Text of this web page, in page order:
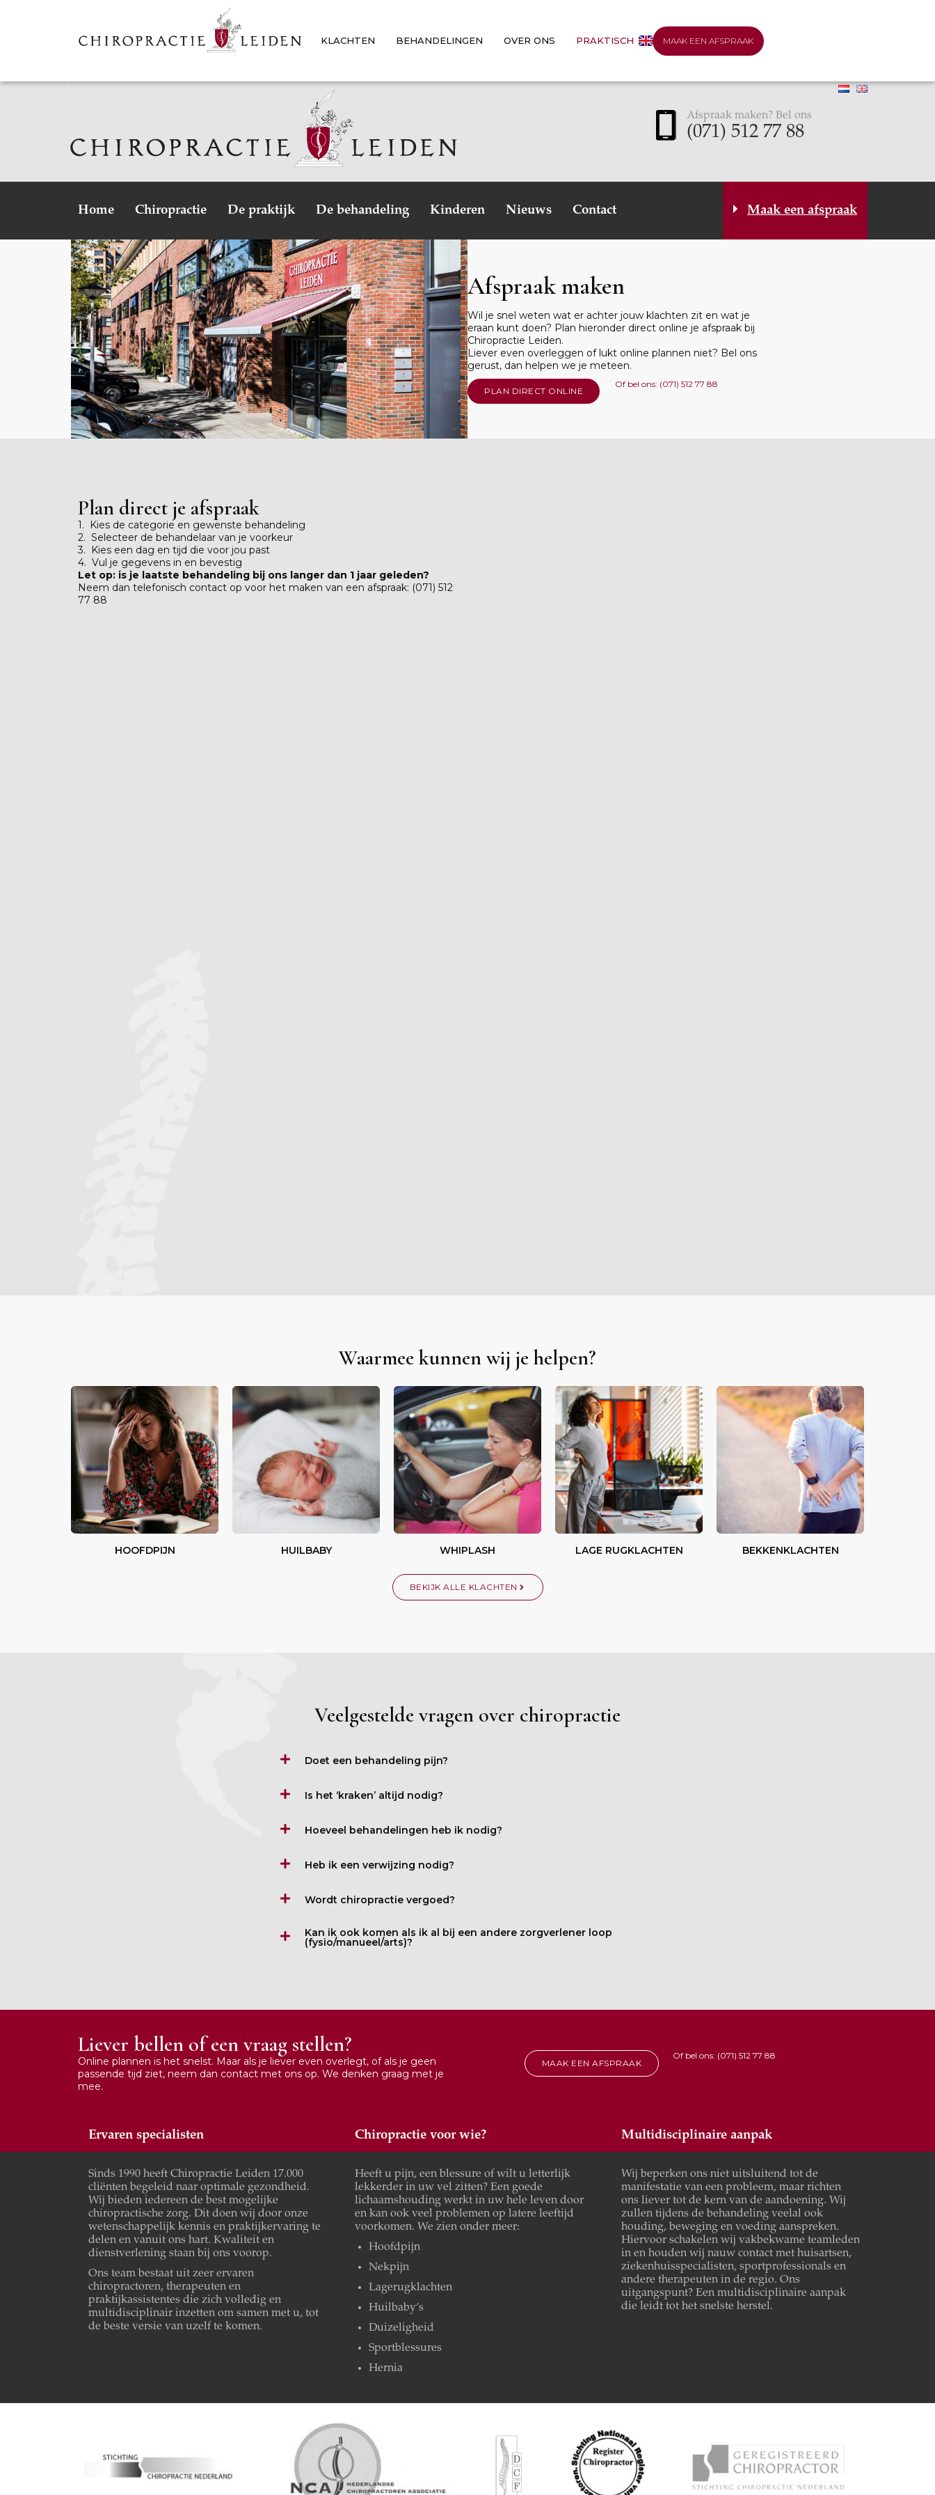
KLACHTEN BEHANDELINGEN OVER ONS PRAKTISCH MAAK EEN AFSPRAAK
Afspraak maken? Bel ons
(071) 512 77 88
Home Chiropractie De praktijk De behandeling Kinderen Nieuws Contact Maak een afspraak
Afspraak maken
Wil je snel weten wat er achter jouw klachten zit en wat je
eraan kunt doen? Plan hieronder direct online je afspraak bij
Chiropractie Leiden.
Liever even overleggen of lukt online plannen niet? Bel ons
gerust, dan helpen we je meteen.
PLAN DIRECT ONLINE
Of bel ons: (071) 512 77 88
Plan direct je afspraak
1. Kies de categorie en gewenste behandeling
2. Selecteer de behandelaar van je voorkeur
3. Kies een dag en tijd die voor jou past
4. Vul je gegevens in en bevestig
Let op: is je laatste behandeling bij ons langer dan 1 jaar geleden?
Neem dan telefonisch contact op voor het maken van een afspraak: (071) 512
77 88
Waarmee kunnen wij je helpen?
HOOFDPIJN HUILBABY WHIPLASH LAGE RUGKLACHTEN BEKKENKLACHTEN
BEKIJK ALLE KLACHTEN
Veelgestelde vragen over chiropractie
Doet een behandeling pijn?
Is het ‘kraken’ altijd nodig?
Hoeveel behandelingen heb ik nodig?
Heb ik een verwijzing nodig?
Wordt chiropractie vergoed?
Kan ik ook komen als ik al bij een andere zorgverlener loop
(fysio/manueel/arts)?
Liever bellen of een vraag stellen?
Online plannen is het snelst. Maar als je liever even overlegt, of als je geen
passende tijd ziet, neem dan contact met ons op. We denken graag met je
mee.
MAAK EEN AFSPRAAK
Of bel ons: (071) 512 77 88
Ervaren specialisten
Sinds 1990 heeft Chiropractie Leiden 17.000
cliënten begeleid naar optimale gezondheid.
Wij bieden iedereen de best mogelijke
chiropractische zorg. Dit doen wij door onze
wetenschappelijk kennis en praktijkervaring te
delen en vanuit ons hart. Kwaliteit en
dienstverlening staan bij ons voorop.
Ons team bestaat uit zeer ervaren
chiropractoren, therapeuten en
praktijkassistentes die zich volledig en
multidisciplinair inzetten om samen met u, tot
de beste versie van uzelf te komen.
Chiropractie voor wie?
Heeft u pijn, een blessure of wilt u letterlijk
lekkerder in uw vel zitten? Een goede
lichaamshouding werkt in uw hele leven door
en kan ook veel problemen op latere leeftijd
voorkomen. We zien onder meer:
Hoofdpijn
Nekpijn
Lagerugklachten
Huilbaby’s
Duizeligheid
Sportblessures
Hernia
Multidisciplinaire aanpak
Wij beperken ons niet uitsluitend tot de
manifestatie van een probleem, maar richten
ons liever tot de kern van de aandoening. Wij
zullen tijdens de behandeling veelal ook
houding, beweging en voeding aanspreken.
Hiervoor schakelen wij vakbekwame teamleden
in en houden wij nauw contact met huisartsen,
ziekenhuisspecialisten, sportprofessionals en
andere therapeuten in de regio. Ons
uitgangspunt? Een multidisciplinaire aanpak
die leidt tot het snelste herstel.